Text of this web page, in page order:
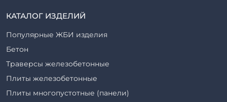
КАТАЛОГ ИЗДЕЛИЙ
Популярные ЖБИ изделия
Бетон
Траверсы железобетонные
Плиты железобетонные
Плиты многопустотные (панели)